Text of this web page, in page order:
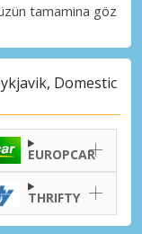
tamamina göz
Domestic
EUROPCAR
THRIFTY